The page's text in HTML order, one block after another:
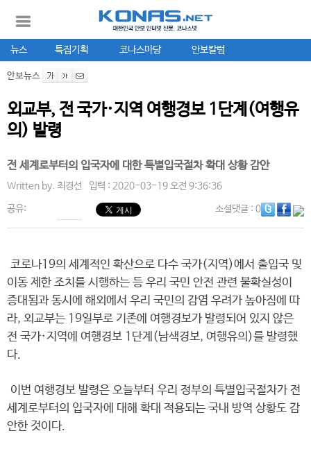
뉴스 특집기획 코나스마당 안보칼럼
안보뉴스
외교부, 전 국가·지역 여행경보 1단계(여행유
의) 발령
전 세계로부터의 입국자에 대한 특별입국절차 확대 상황 감안
Written by. 최경선 입력 : 2020-03-19 오전 9:36:36
공유: 소셜댓글: 0
코로나19의 세계적인 확산으로 다수 국가(지역)에서 출입국 및
이동 제한 조치를 시행하는 등 우리 국민 안전 관련 불확실성이
증대됨과 동시에 해외에서 우리 국민의 감염 우려가 높아짐에 따
라, 외교부는 19일부로 기존에 여행경보가 발령되어 있지 않은
전 국가·지역에 여행경보 1단계(남색경보, 여행유의)를 발령했
다.
이번 여행경보 발령은 오늘부터 우리 정부의 특별입국절차가 전
세계로부터의 입국자에 대해 확대 적용되는 국내 방역 상황도 감
안한 것이다.